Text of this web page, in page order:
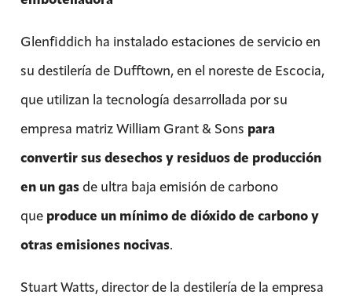
Glenfiddich ha instalado estaciones de servicio en
su destilería de Dufftown, en el noreste de Escocia,
que utilizan la tecnología desarrollada por su
empresa matriz William Grant & Sons para
convertir sus desechos y residuos de producción
en un gasde ultra baja emisión de carbono
que produce un mínimo de dióxido de carbono y
otras emisiones nocivas.
Stuart Watts, director de la destilería de la empresa